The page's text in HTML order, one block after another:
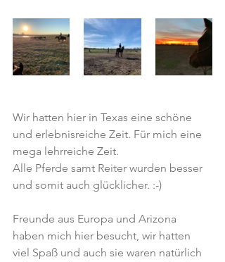
Wir hatten hier in Texas eine schöne
und erlebnisreiche Zeit. Für mich eine
mega lehrreiche Zeit.
Alle Pferde samt Reiter wurden besser
und somit auch glücklicher. :-)
Freunde aus Europa und Arizona
haben mich hier besucht, wir hatten
viel Spaß und auch sie waren natürlich